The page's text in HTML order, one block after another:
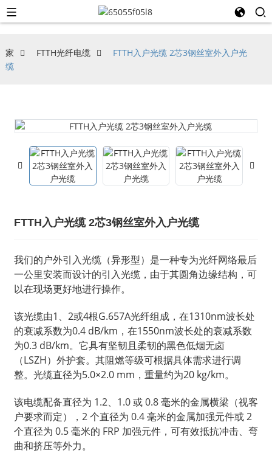
家 FTTH光纤电缆
FTTH入户光缆 2芯3钢丝室外入户光
缆
FTTH入户光缆 2芯3钢丝室外入户光缆
我们的户外引入光缆（异形型）是一种专为光纤网络最后
一公里安装而设计的引入光缆，由于其圆角边缘结构，可
以在现场更好地进行操作。
该光缆由1、2或4根G.657A光纤组成，在1310nm波长处
的衰减系数为0.4 dB/km，在1550nm波长处的衰减系数
为0.3 dB/km。它具有坚韧且柔韧的黑色低烟无卤
（LSZH）外护套。其阻燃等级可根据具体需求进行调
整。光缆直径为5.0×2.0 mm，重量约为20 kg/km。
该电缆配备直径为 1.2、1.0 或 0.8 毫米的金属横梁（视客
户要求而定），2 个直径为 0.4 毫米的金属加强元件或 2
个直径为 0.5 毫米的 FRP 加强元件，可有效抵抗冲击、弯
曲和挤压等外力。